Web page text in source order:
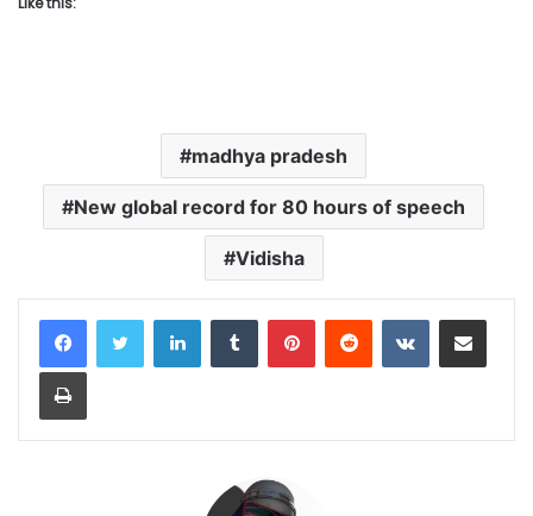
madhya pradesh
New global record for 80 hours of speech
Vidisha
LinkedInTumblr PinterestReddit VKontakteShare via Email
Print